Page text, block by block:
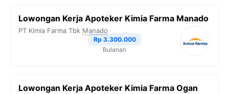
Lowongan Kerja Apoteker Kimia Farma Manado
PT Kimia Farma Tbk Manado
Rp 3.300.000
Bulanan
Lowongan Kerja Apoteker Kimia Farma Ogan